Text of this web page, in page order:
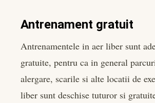
Antrenament gratuit
Antrenamentele in aer liber sunt
gratuite, pentru ca in general
alergare, scarile si alte locatii de
liber sunt deschise tuturor si